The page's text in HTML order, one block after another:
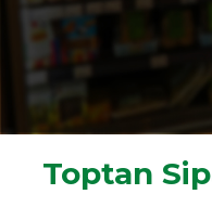
Toptan